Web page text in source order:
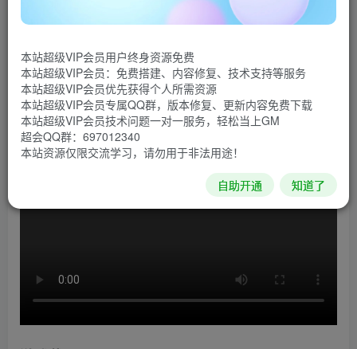
你是生活在末世的信号调试员。一场即将永远彻底地改
发挥逻辑能力，洞悉信号法则，调用模块化的合成器来未加
密各式复杂的谜题。修复各种机器设备，重建废弃农场，迈
出踏向未来的第一步吧。
游戏视频
本站超级VIP会员用户终身资源免费
本站超级VIP会员：免费搭建、内容修复、技术支持等服务
本站超级VIP会员优先获得个人所需资源
本站超级VIP会员专属QQ群，版本修复、更新内容免费下载
本站超级VIP会员技术问题一对一服务，轻松当上GM
超会QQ群：697012340
本站资源仅限交流学习，请勿用于非法用途！
自助开通 知道了